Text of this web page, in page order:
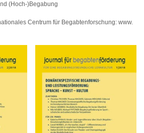
(Hoch-)Begabung
Centrum für Begabtenforschung: www.